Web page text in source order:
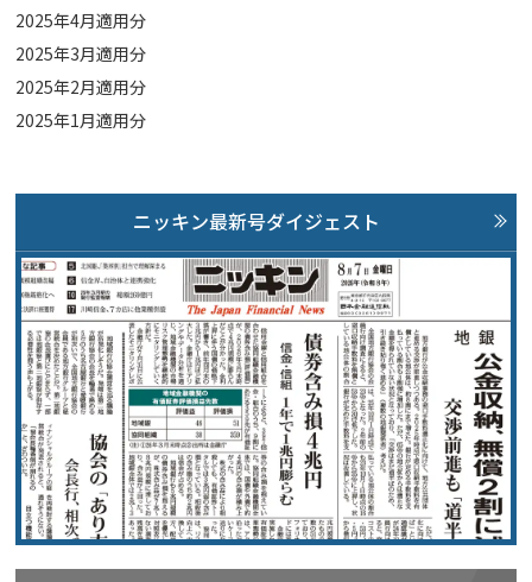
2025年4月適用分
2025年3月適用分
2025年2月適用分
2025年1月適用分
ニッキン最新号ダイジェスト